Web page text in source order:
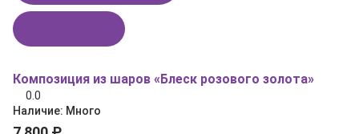
Композиция из шаров «Блеск розового золота»
0.0
Наличие: Много